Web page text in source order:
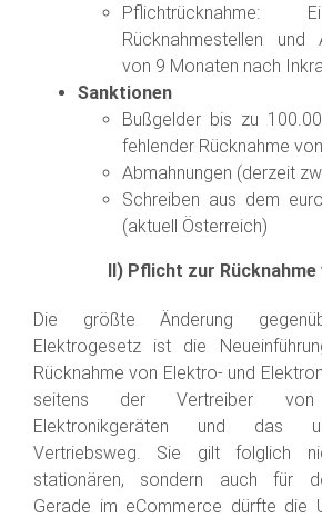
Pflichtrücknahme:
Rücknahmestellen und
von 9 Monaten nach
Sanktionen
Bußgelder bis zu
fehlender Rücknahme
Abmahnungen (derzeit
Schreiben aus dem
(aktuell Österreich)
II) Pflicht zur Rücknahme
Die größte Änderung
Elektrogesetz ist die
Rücknahme von Elektro- und
seitens der Vertreiber
Elektronikgeräten und das
Vertriebsweg. Sie gilt folglich
stationären, sondern auch für
Gerade im eCommerce dürfte die